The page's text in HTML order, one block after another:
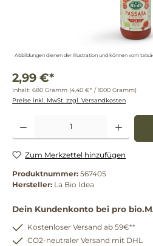
Abbildungen dienen der Illustration und können vom
2,99 €*
Inhalt: 680 Gramm (4,40 €* / 1000 Gramm)
Preise inkl. MwSt. zzgl. Versandkosten
Produkt Anzahl: Gib den gewünschten Wert
Zum Merkzettel hinzufügen
Produktnummer: 567405
Hersteller: La Bio Idea
Dein Kundenkonto bei pro
Kostenloser Versand ab 59€**
CO2-neutraler Versand mit DHL